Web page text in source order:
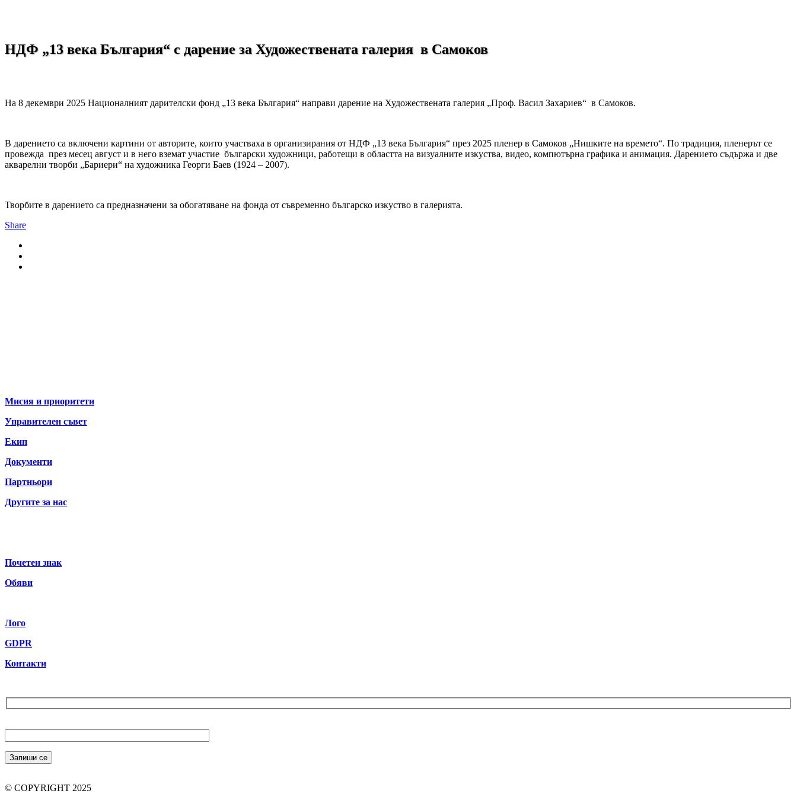
НДФ „13 века България“ с дарение за Художествената галерия в Самоков
На 8 декември 2025 Националният дарителски фонд „13 века България“ направи дарение на Художествената галерия „Проф. Васил Захариев“ в Самоков.
В дарението са включени картини от авторите, които участваха в организирания от НДФ „13 века България“ през 2025 пленер в Самоков „Нишките на времето“. По традиция, пленерът се
провежда през месец август и в него вземат участие български художници, работещи в областта на визуалните изкуства, видео, компютърна графика и анимация. Дарението съдържа и две
акварелни творби „Бариери“ на художника Георги Баев (1924 – 2007).
Творбите в дарението са предназначени за обогатяване на фонда от съвременно българско изкуство в галерията.
Share
Мисия и приоритети
Управителен съвет
Екип
Документи
Партньори
Другите за нас
Почетен знак
Обяви
Лого
GDPR
Контакти
© COPYRIGHT 2025